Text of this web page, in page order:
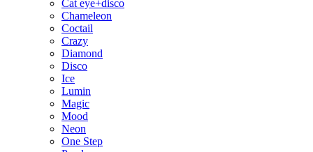
Cat eye+disco
Chameleon
Coctail
Crazy
Diamond
Disco
Ice
Lumin
Magic
Mood
Neon
One Step